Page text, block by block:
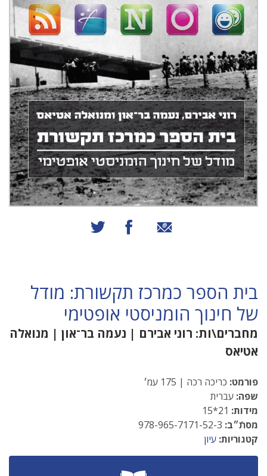
שיתוף באמצעות אימייל
שיתוף בפייסבוק
בית הספר כמרכז תקשורת: מודל
של חינוך הומניסטי אופטימי
מחברים\ות: רוני אבירם | נעמה בר־און | מנואלה
אטיאס
פורמט: כריכה רכה | 175 עמ׳
שפה: עברית
מידות:
מסתֿ״ב:
קטגוריות: עיון